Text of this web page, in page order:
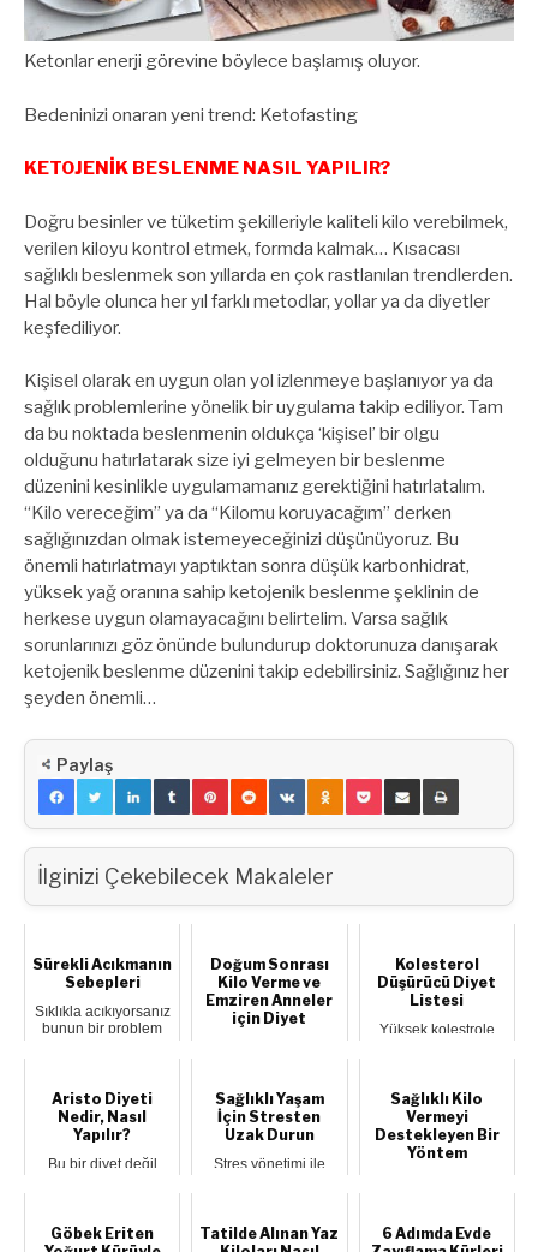
Ketonlar enerji görevine böylece başlamış oluyor.
Bedeninizi onaran yeni trend: Ketofasting
KETOJENİK BESLENME NASIL YAPILIR?
Doğru besinler ve tüketim şekilleriyle kaliteli kilo verebilmek,
verilen kiloyu kontrol etmek, formda kalmak… Kısacası
sağlıklı beslenmek son yıllarda en çok rastlanılan trendlerden.
Hal böyle olunca her yıl farklı metodlar, yollar ya da diyetler
keşfediliyor.
Kişisel olarak en uygun olan yol izlenmeye başlanıyor ya da
sağlık problemlerine yönelik bir uygulama takip ediliyor. Tam
da bu noktada beslenmenin oldukça ‘kişisel’ bir olgu
olduğunu hatırlatarak size iyi gelmeyen bir beslenme
düzenini kesinlikle uygulamamanız gerektiğini hatırlatalım.
“Kilo vereceğim” ya da “Kilomu koruyacağım” derken
sağlığınızdan olmak istemeyeceğinizi düşünüyoruz. Bu
önemli hatırlatmayı yaptıktan sonra düşük karbonhidrat,
yüksek yağ oranına sahip ketojenik beslenme şeklinin de
herkese uygun olamayacağını belirtelim. Varsa sağlık
sorunlarınızı göz önünde bulundurup doktorunuza danışarak
ketojenik beslenme düzenini takip edebilirsiniz. Sağlığınız her
şeyden önemli…
Paylaş
İlginizi Çekebilecek Makaleler
Sürekli Acıkmanın
Sebepleri
Sıklıkla acıkıyorsanız
bunun bir problem
Doğum Sonrası
Kilo Verme ve
Emziren Anneler
için Diyet
bedensel görünüm...
Kolesterol
Düşürücü Diyet
Listesi
Yüksek kolestrole
çık...
Aristo Diyeti
Nedir, Nasıl
Yapılır?
Bu bir diyet değil
Sağlıklı Yaşam
İçin Stresten
Uzak Durun
Stres yönetimi ile
Sağlıklı Kilo
Vermeyi
Destekleyen Bir
Yöntem
alışkanlıkları
Göbek Eriten
Tatilde Alınan Yaz
6 Adımda Evde